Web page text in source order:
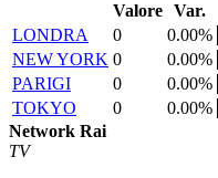
Valore Var.
LONDRA
0
0.00%
NEW YORK 0
0.00%
PARIGI
0
0.00%
TOKYO
0
0.00%
Network Rai
TV